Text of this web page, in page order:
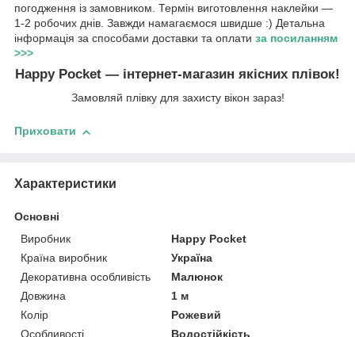
погодження із замовником. Термін виготовлення наклейки —
1-2 робочих днів. Завжди намагаємося швидше :) Детальна
інформація за способами доставки та оплати за посиланням
>>>
Happy Pocket — інтернет-магазин якісних плівок!
Замовляй плівку для захисту вікон зараз!
Приховати
Характеристики
Основні
Виробник
Happy Pocket
Країна виробник
Україна
Декоративна особливість
Малюнок
Довжина
1 м
Колір
Рожевий
Особливості
Водостійкість